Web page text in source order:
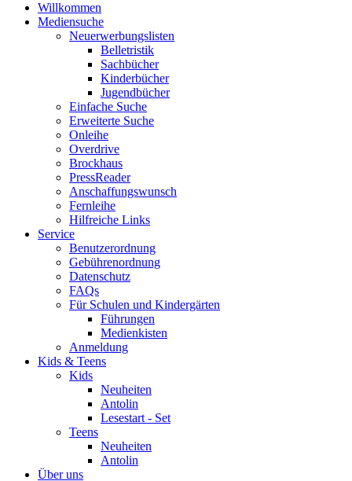
Willkommen
Mediensuche
Neuerwerbungslisten
Belletristik
Sachbücher
Kinderbücher
Jugendbücher
Einfache Suche
Erweiterte Suche
Onleihe
Overdrive
Brockhaus
PressReader
Anschaffungswunsch
Fernleihe
Hilfreiche Links
Service
Benutzerordnung
Gebührenordnung
Datenschutz
FAQs
Für Schulen und Kindergärten
Führungen
Medienkisten
Anmeldung
Kids & Teens
Kids
Neuheiten
Antolin
Lesestart - Set
Teens
Neuheiten
Antolin
Über uns